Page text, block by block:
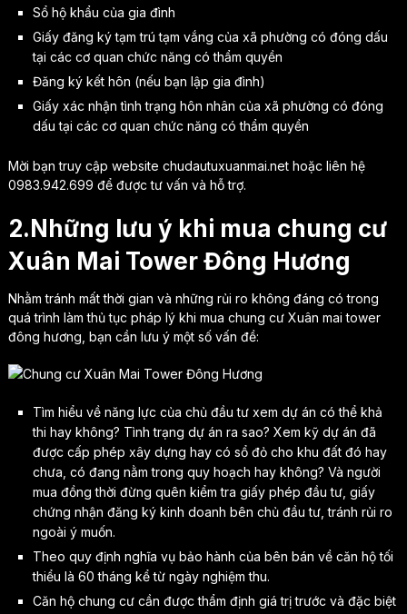
Sổ hộ khẩu của gia đình
Giấy đăng ký tạm trú tạm vắng của xã phường có đóng dấu
tại các cơ quan chức năng có thẩm quyền
Đăng ký kết hôn (nếu bạn lập gia đình)
Giấy xác nhận tình trạng hôn nhân của xã phường có đóng
dấu tại các cơ quan chức năng có thẩm quyền
Mời bạn truy cập website chudautuxuanmai.net hoặc liên hệ
0983.942.699 để được tư vấn và hỗ trợ.
2.Những lưu ý khi mua chung cư
Xuân Mai Tower Đông Hương
Nhằm tránh mất thời gian và những rủi ro không đáng có trong
quá trình làm thủ tục pháp lý khi mua chung cư Xuân mai tower
đông hương, bạn cần lưu ý một số vấn đề:
Tìm hiểu về năng lực của chủ đầu tư xem dự án có thể khả
thi hay không? Tình trạng dự án ra sao? Xem kỹ dự án đã
được cấp phép xây dựng hay có sổ đỏ cho khu đất đó hay
chưa, có đang nằm trong quy hoạch hay không? Và người
mua đồng thời đừng quên kiểm tra giấy phép đầu tư, giấy
chứng nhận đăng ký kinh doanh bên chủ đầu tư, tránh rủi ro
ngoài ý muốn.
Theo quy định nghĩa vụ bảo hành của bên bán về căn hộ tối
thiểu là 60 tháng kể từ ngày nghiệm thu.
Căn hộ chung cư cần được thẩm định giá trị trước và đặc biệt